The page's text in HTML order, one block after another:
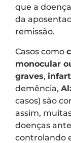
que a
da
remissão.
Casos como
monocular
graves,
demência,
casos) são
assim,
doenças
controlando